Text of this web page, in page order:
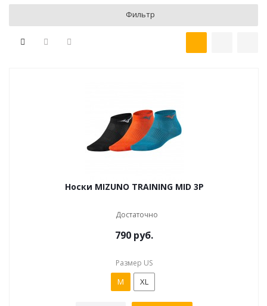
Фильтр
Носки MIZUNO TRAINING MID 3P
Достаточно
790 руб.
Размер US
M XL